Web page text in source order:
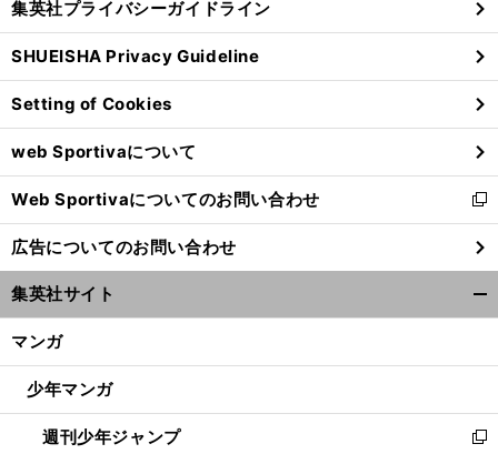
9 回 【
ほ
ぼ週刊俺たちのVAR 】
vol .
148
る
い
ウ
ィ
ン
ド
ウ
で
開
く
集英社プライバシーガイドライン
SHUEISHA Privacy Guideline
Setting of Cookies
web Sportivaについて
Web Sportivaについてのお問い合わせ
新
し
い
ウ
ィ
ン
ウ
開
く
広告についてのお問い合わせ
集英社サイト
マンガ
少年マンガ
週刊少年ジャンプ
新